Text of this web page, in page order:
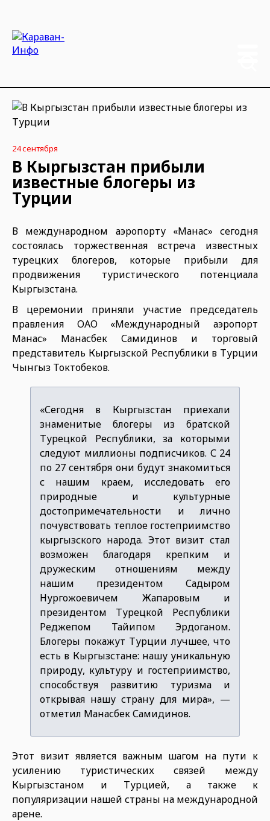
24 сентября
В Кыргызстан прибыли
известные блогеры из
Турции
В международном аэропорту «Манас» сегодня
состоялась торжественная встреча известных
турецких блогеров, которые прибыли для
продвижения туристического потенциала
Кыргызстана.
В церемонии приняли участие председатель
правления ОАО «Международный аэропорт
Манас» Манасбек Самидинов и торговый
представитель Кыргызской Республики в Турции
Чынгыз Токтобеков.
«Сегодня в Кыргызстан приехали
знаменитые блогеры из братской
Турецкой Республики, за которыми
следуют миллионы подписчиков. С 24
по 27 сентября они будут знакомиться
с нашим краем, исследовать его
природные и культурные
достопримечательности и лично
почувствовать теплое гостеприимство
кыргызского народа. Этот визит стал
возможен благодаря крепким и
дружеским отношениям между
нашим президентом Садыром
Нургожоевичем Жапаровым и
президентом Турецкой Республики
Реджепом Тайипом Эрдоганом.
Блогеры покажут Турции лучшее, что
есть в Кыргызстане: нашу уникальную
природу, культуру и гостеприимство,
способствуя развитию туризма и
открывая нашу страну для мира», —
отметил Манасбек Самидинов.
Этот визит является важным шагом на пути к
усилению туристических связей между
Кыргызстаном и Турцией, а также к
популяризации нашей страны на международной
арене.